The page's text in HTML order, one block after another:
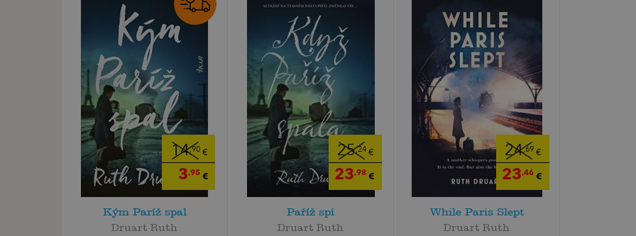
14,90€
3,95€
Kým Paríž spal
Druart Ruth
25,24 €
23,98 €
Paříž spí
Druart Ruth
24,69 €
23,46 €
While Paris Slept
Druart Ruth